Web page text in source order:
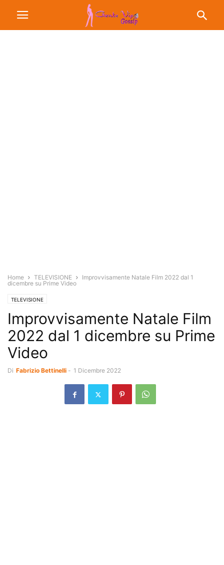
Home TELEVISIONE
Improvvisamente Natale Film 2022 dal 1
dicembre su Prime Video
TELEVISIONE
Improvvisamente Natale Film
2022 dal 1 dicembre su Prime
Video
Di Fabrizio Bettinelli - 1 Dicembre 2022